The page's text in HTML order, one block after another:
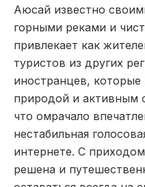
Аюсай известно
горными реками и
привлекает как
туристов из других
иностранцев, которые
природой и активным
что омрачало
нестабильная
интернете. С
решена и